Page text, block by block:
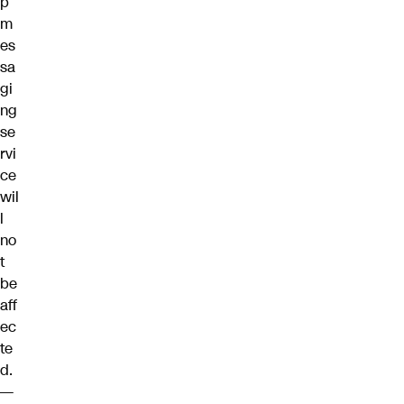
m
es
sa
gi
ng
se
rvi
ce
wil
l
no
t
be
aff
ec
te
d.
—